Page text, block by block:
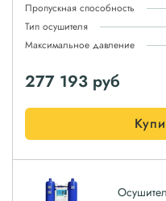
Пропускная способность
Тип осушителя
Максимальное давление
277 193 руб